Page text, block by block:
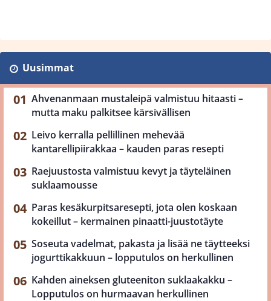
Uusimmat
Ahvenanmaan mustaleipä valmistuu hitaasti –
mutta maku palkitsee kärsivällisen
Leivo kerralla pellillinen mehevää
kantarellipiirakkaa – kauden paras resepti
Raejuustosta valmistuu kevyt ja täyteläinen
suklaamousse
Paras kesäkurpitsaresepti, jota olen koskaan
kokeillut – kermainen pinaatti-juustotäyte
Soseuta vadelmat, pakasta ja lisää ne täytteeksi
jogurttikakkuun – lopputulos on herkullinen
Kahden aineksen gluteeniton suklaakakku –
Lopputulos on hurmaavan herkullinen